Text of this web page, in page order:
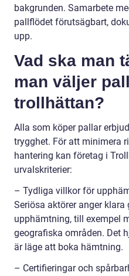
bakgrunden. Samarbete
pallflödet förutsägbart,
upp.
Vad ska man
man väljer
trollhättan?
Alla som köper pallar
trygghet. För att minimera
hantering kan företag i
urvalskriterier:
– Tydliga villkor för
Seriösa aktörer anger
upphämtning, till exempel
geografiska områden. Det
är läge att boka hämtning.
– Certifieringar och